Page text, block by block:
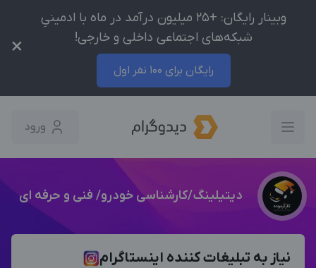
وبینار رایگان: +25 میلیون درآمد در ماه با ادمینیِ
شبکه‌های اجتماعی داخلی و خارجی!
رایگان برای 100 نفر اول
×
ورود
دیتیلینگ/کارشناسی خودرو/ فنی و حرفه ای
نیاز به تبلیغات کننده اینستاگرام